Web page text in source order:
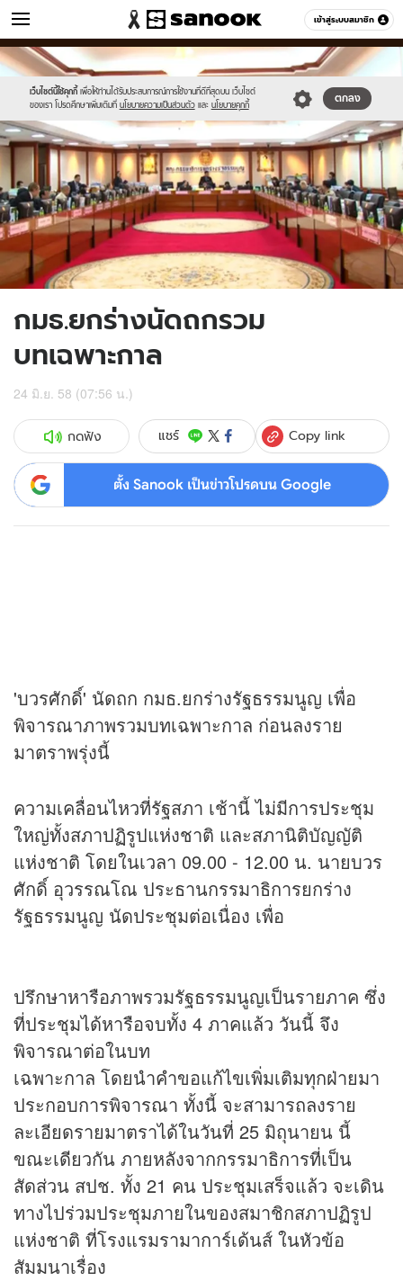
เข้าสู่ระบบสมาชิก
ข่าว หมวดอื่นๆ
เว็บไซต์นี้ใช้คุกกี้ เพื่อให้ท่านได้รับประสบการณ์การใช้งานที่ดีที่สุดบน เว็บไซต์
ของเรา โปรดศึกษาเพิ่มเติมที่ นโยบายความเป็นส่วนตัว และ นโยบายคุกกี้
ตกลง
Sanook
//s.isanook.com/sr/0/images/logo-
new-
sanook.png
600
60
//s.isanook.com/ns/0/ud/363/1817598/627003-
01.jpg
กมธ.ยกร่างนัดถกรวม
บทเฉพาะกาล
24 มิ.ย. 58 (07:56 น.)
กดฟัง แชร์ Copy link
ตั้ง Sanook เป็นข่าวโปรดบน Google
'บวรศักดิ์' นัดถก กมธ.ยกร่างรัฐธรรมนูญ เพื่อ
พิจารณาภาพรวมบทเฉพาะกาล ก่อนลงราย
มาตราพรุ่งนี้
ความเคลื่อนไหวที่รัฐสภา เช้านี้ ไม่มีการประชุม
ใหญ่ทั้งสภาปฏิรูปแห่งชาติ และสภานิติบัญญัติ
แห่งชาติ โดยในเวลา 09.00 - 12.00 น. นายบวร
ศักดิ์ อุวรรณโณ ประธานกรรมาธิการยกร่าง
รัฐธรรมนูญ นัดประชุมต่อเนื่อง เพื่อ
ปรึกษาหารือภาพรวมรัฐธรรมนูญเป็นรายภาค ซึ่ง
ที่ประชุมได้หารือจบทั้ง 4 ภาคแล้ว วันนี้ จึง
พิจารณาต่อในบท
เฉพาะกาล โดยนำคำขอแก้ไขเพิ่มเติมทุกฝ่ายมา
ประกอบการพิจารณา ทั้งนี้ จะสามารถลงราย
ละเอียดรายมาตราได้ในวันที่ 25 มิถุนายน นี้
ขณะเดียวกัน ภายหลังจากกรรมาธิการที่เป็น
สัดส่วน สปช. ทั้ง 21 คน ประชุมเสร็จแล้ว จะเดิน
ทางไปร่วมประชุมภายในของสมาชิกสภาปฏิรูป
แห่งชาติ ที่โรงแรมรามาการ์เด้นส์ ในหัวข้อ
สัมมนาเรื่อง